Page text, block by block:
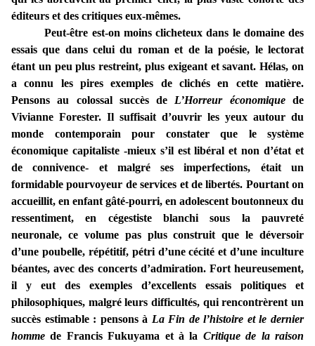
éditeurs et des critiques eux-mêmes.
Peut-être est-on moins clicheteux dans le domaine des
essais que dans celui du roman et de la poésie, le lectorat
étant un peu plus restreint, plus exigeant et savant. Hélas, on
a connu les pires exemples de clichés en cette matière.
Pensons au colossal succès de L’Horreur économiquede
Vivianne Forester. Il suffisait d’ouvrir les yeux autour du
monde contemporain pour constater que le système
économique capitaliste -mieux s’il est libéral et non d’état et
de connivence- et malgré ses imperfections, était un
formidable pourvoyeur de services et de libertés. Pourtant on
accueillit, en enfant gâté-pourri, en adolescent boutonneux du
ressentiment, en cégestiste blanchi sous la pauvreté
neuronale, ce volume pas plus construit que le déversoir
d’une poubelle, répétitif, pétri d’une cécité et d’une inculture
béantes, avec des concerts d’admiration. Fort heureusement,
il y eut des exemples d’excellents essais politiques et
philosophiques, malgré leurs difficultés, qui rencontrèrent un
succès estimable : pensons à La Fin de l’histoire et le dernier
homme de Francis Fukuyama et à la Critique de la raison